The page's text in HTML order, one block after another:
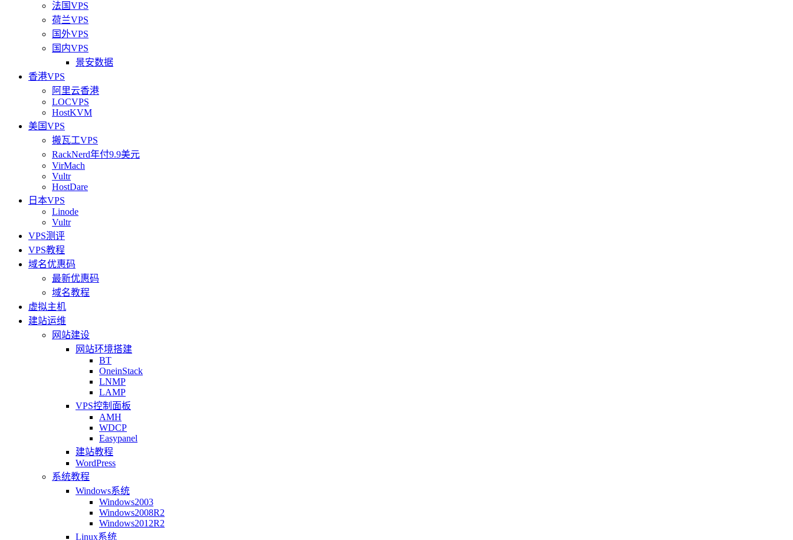
法国VPS
荷兰VPS
国外VPS
国内VPS
景安数据
香港VPS
阿里云香港
LOCVPS
HostKVM
美国VPS
搬瓦工VPS
RackNerd年付9.9美元
VirMach
Vultr
HostDare
日本VPS
Linode
Vultr
VPS测评
VPS教程
域名优惠码
最新优惠码
域名教程
虚拟主机
建站运维
网站建设
网站环境搭建
BT
OneinStack
LNMP
LAMP
VPS控制面板
AMH
WDCP
Easypanel
建站教程
WordPress
系统教程
Windows系统
Windows2003
Windows2008R2
Windows2012R2
Linux系统